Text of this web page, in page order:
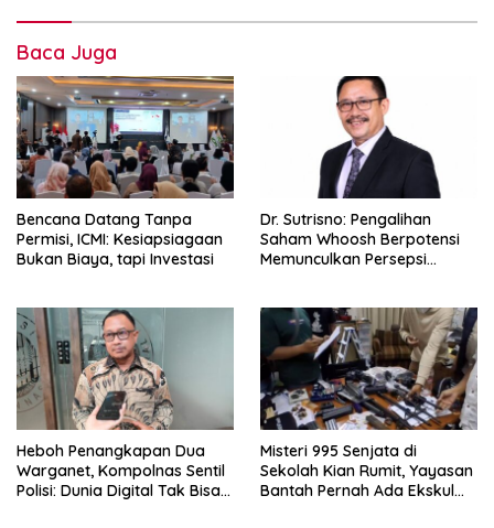
Baca Juga
Bencana Datang Tanpa
Permisi, ICMI: Kesiapsiagaan
Bukan Biaya, tapi Investasi
Dr. Sutrisno: Pengalihan
Saham Whoosh Berpotensi
Memunculkan Persepsi
Heboh Penangkapan Dua
Warganet, Kompolnas Sentil
Polisi: Dunia Digital Tak Bisa
Misteri 995 Senjata di
Sekolah Kian Rumit, Yayasan
Bantah Pernah Ada Ekskul